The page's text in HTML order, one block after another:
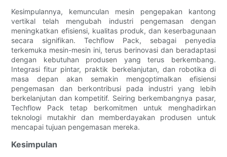
Kesimpulannya, kemunculan mesin pengepakan kantong
vertikal telah mengubah industri pengemasan dengan
meningkatkan efisiensi, kualitas produk, dan keserbagunaan
secara signifikan. Techflow Pack, sebagai penyedia
terkemuka mesin-mesin ini, terus berinovasi dan beradaptasi
dengan kebutuhan produsen yang terus berkembang.
Integrasi fitur pintar, praktik berkelanjutan, dan robotika di
masa depan akan semakin mengoptimalkan efisiensi
pengemasan dan berkontribusi pada industri yang lebih
berkelanjutan dan kompetitif. Seiring berkembangnya pasar,
Techflow Pack tetap berkomitmen untuk menghadirkan
teknologi mutakhir dan memberdayakan produsen untuk
mencapai tujuan pengemasan mereka.
Kesimpulan